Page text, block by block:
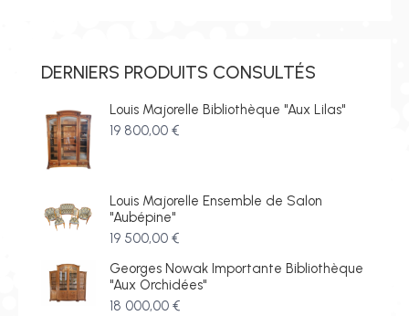
DERNIERS PRODUITS CONSULTÉS
Louis Majorelle Bibliothèque "Aux Lilas"
19 800,00 €
Louis Majorelle Ensemble de Salon
"Aubépine"
19 500,00 €
Georges Nowak Importante Bibliothèque
"Aux Orchidées"
18 000,00 €